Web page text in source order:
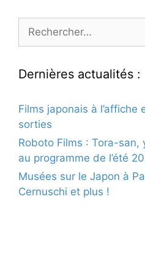
Rechercher :
Dernières actualités :
Films japonais à l’affiche
sorties
Roboto Films : Tora-san,
au programme de l’été
Musées sur le Japon à
Cernuschi et plus !